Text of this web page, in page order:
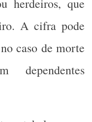
herdeiros, que
A cifra pode
caso de morte
dependentes